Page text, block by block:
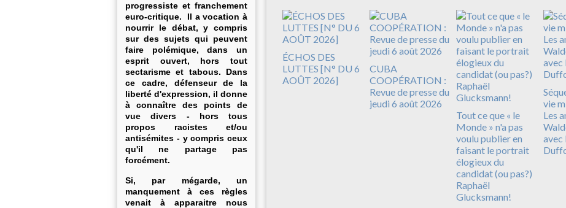
progressiste et franchement
euro-critique. Il a vocation à
nourrir le débat, y compris
sur des sujets qui peuvent
faire polémique, dans un
esprit ouvert, hors tout
sectarisme et tabous. Dans
ce cadre, défenseur de la
liberté d'expression, il donne
à connaître des points de
vue divers - hors tous
propos racistes et/ou
antisémites - y compris ceux
qu'il ne partage pas
forcément.
Si, par mégarde, un
manquement à ces règles
venait à apparaitre nous
ÉCHOS DES
LUTTES [N° DU 6
AOÛT 2026]
CUBA
COOPÉRATION :
Revue de presse du
jeudi 6 août 2026
Tout ce que « le
Monde » n'a pas
voulu publier en
faisant le portrait
élogieux du
candidat (ou pas?)
Raphaël
Glucksmann!
vie
Les
avec